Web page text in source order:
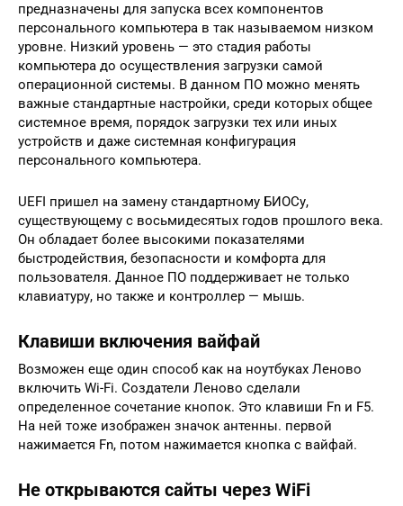
предназначены для запуска всех компонентов
персонального компьютера в так называемом низком
уровне. Низкий уровень — это стадия работы
компьютера до осуществления загрузки самой
операционной системы. В данном ПО можно менять
важные стандартные настройки, среди которых общее
системное время, порядок загрузки тех или иных
устройств и даже системная конфигурация
персонального компьютера.
UEFI пришел на замену стандартному БИОСу,
существующему с восьмидесятых годов прошлого века.
Он обладает более высокими показателями
быстродействия, безопасности и комфорта для
пользователя. Данное ПО поддерживает не только
клавиатуру, но также и контроллер — мышь.
Клавиши включения вайфай
Возможен еще один способ как на ноутбуках Леново
включить Wi-Fi. Создатели Леново сделали
определенное сочетание кнопок. Это клавиши Fn и F5.
На ней тоже изображен значок антенны. первой
нажимается Fn, потом нажимается кнопка с вайфай.
Не открываются сайты через WiFi